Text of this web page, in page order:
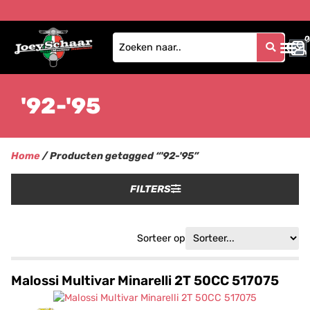
0
0
'92-'95
Home/ Producten getagged “'92-'95”
FILTERS
Sorteer op
Malossi Multivar Minarelli 2T 50CC 517075